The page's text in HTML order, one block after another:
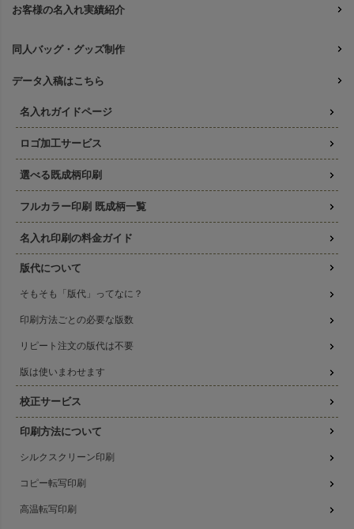
お客様の名入れ実績紹介
同人バッグ・グッズ制作
データ入稿はこちら
名入れガイドページ
ロゴ加工サービス
選べる既成柄印刷
フルカラー印刷 既成柄一覧
名入れ印刷の料金ガイド
版代について
そもそも「版代」ってなに？
印刷方法ごとの必要な版数
リピート注文の版代は不要
版は使いまわせます
校正サービス
印刷方法について
シルクスクリーン印刷
コピー転写印刷
高温転写印刷